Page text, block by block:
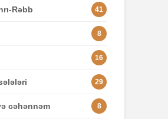
Rəbb 41
8
16
29
cəhənnəm 8